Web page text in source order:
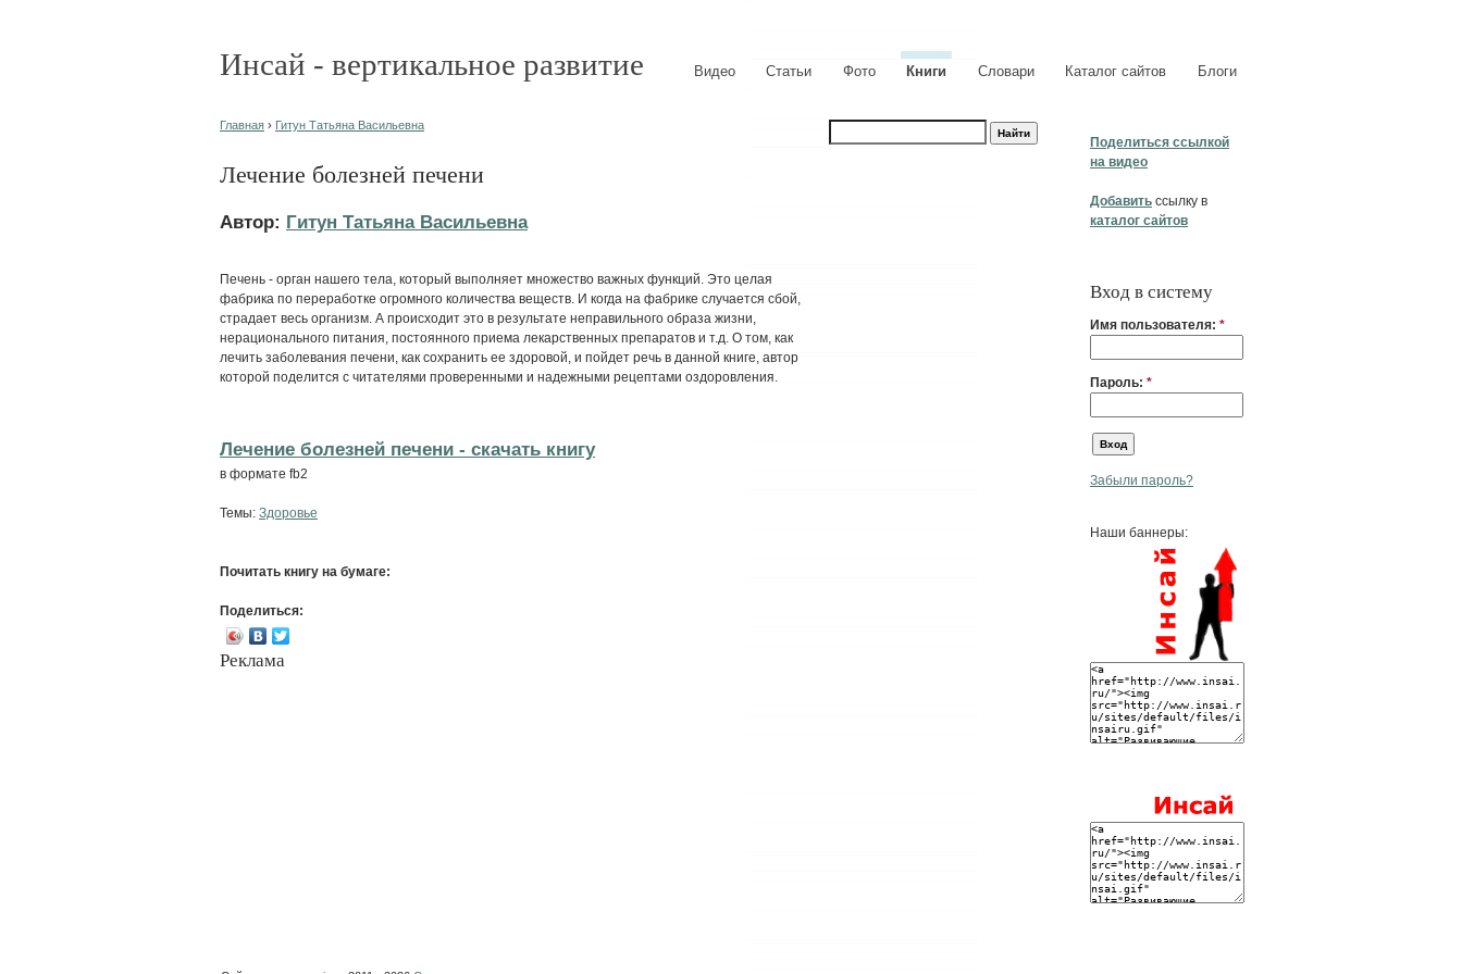
Инсай - вертикальное развитие Видео Статьи Фото Книги Словари Каталог сайтов Блоги
Поделиться ссылкой
на видео
Добавить ссылку в
каталог сайтов
Вход в систему
Имя пользователя: *
Пароль: *
Забыли пароль?
Наши баннеры:
Главная › Гитун Татьяна Васильевна
Лечение болезней печени
Автор: Гитун Татьяна Васильевна
Печень - орган нашего тела, который выполняет множество важных функций. Это целая
фабрика по переработке огромного количества веществ. И когда на фабрике случается сбой,
страдает весь организм. А происходит это в результате неправильного образа жизни,
нерационального питания, постоянного приема лекарственных препаратов и т.д. О том, как
лечить заболевания печени, как сохранить ее здоровой, и пойдет речь в данной книге, автор
которой поделится с читателями проверенными и надежными рецептами оздоровления.
Лечение болезней печени - cкачать книгу
в формате fb2
Темы: Здоровье
Почитать книгу на бумаге:
Поделиться:
Реклама